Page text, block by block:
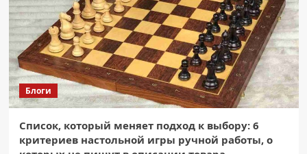
Блоги
Список, который меняет подход к выбору: 6
критериев настольной игры ручной работы, о